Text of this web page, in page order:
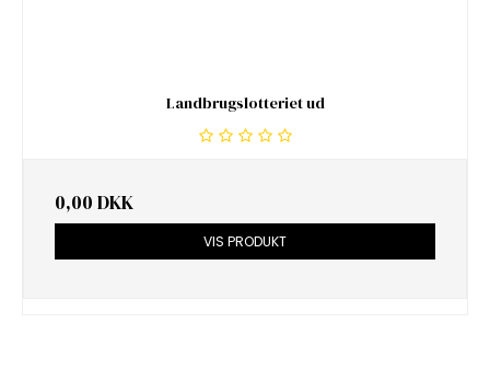
Landbrugslotteriet ud
0,00 DKK
VIS PRODUKT